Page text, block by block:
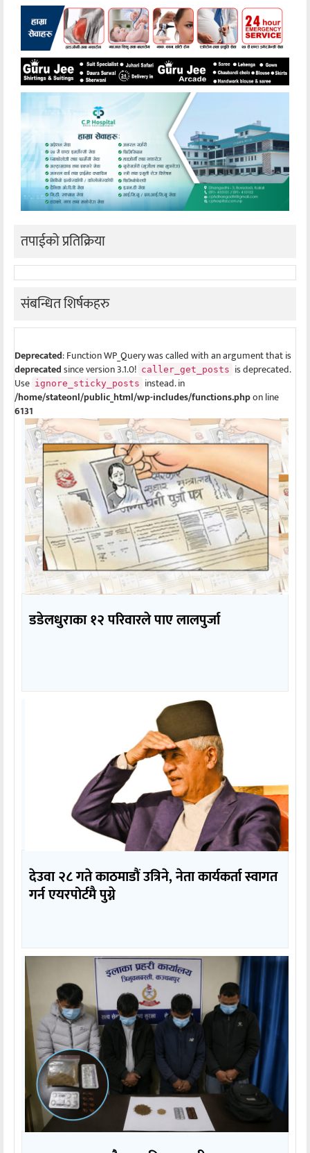
तपाईको प्रतिक्रिया
संबन्धित शिर्षकहरु
Deprecated: Function WP_Query was called with an argument that is
deprecatedsince version 3.1.0! caller_get_posts is deprecated.
Use ignore_sticky_posts instead. in
/home/stateonl/public_html/wp-includes/functions.phpon line
6131
डडेलधुराका १२ परिवारले पाए लालपुर्जा
देउवा २८ गते काठमाडौं उत्रिने, नेता कार्यकर्ता स्वागत
गर्न एयरपोर्टमै पुग्ने